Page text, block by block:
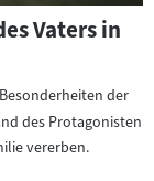
Vaters in
der
des Protagonisten
vererben.